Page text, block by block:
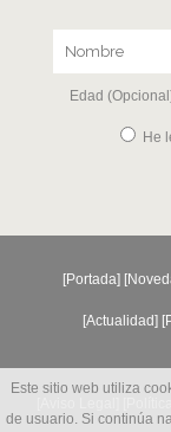
Edad
He
[Portada] [
[Actualidad] [
Este sitio web utiliza
de usuario. Si continúa